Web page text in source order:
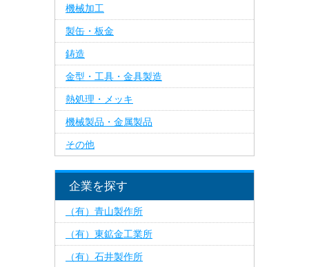
機械加工
製缶・板金
鋳造
金型・工具・金具製造
熱処理・メッキ
機械製品・金属製品
その他
企業を探す
（有）青山製作所
（有）東鉱金工業所
（有）石井製作所